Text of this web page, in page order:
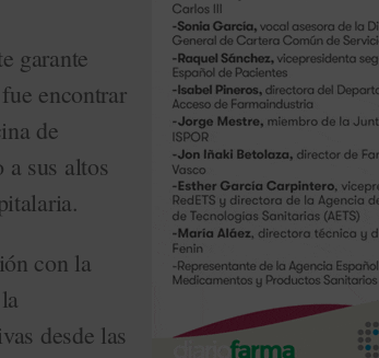
garante
encontrar
de
a sus altos
con la
desde las